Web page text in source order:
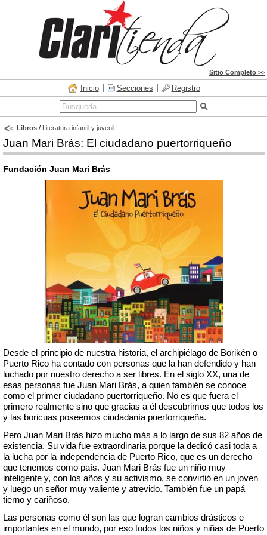
Sitio Completo >>
Inicio Secciones Registro
Libros/ Literatura infantil y juvenil
Juan Mari Brás: El ciudadano puertorriqueño
Fundación Juan Mari Brás
Desde el principio de nuestra historia, el archipiélago de Borikén o
Puerto Rico ha contado con personas que la han defendido y han
luchado por nuestro derecho a ser libres. En el siglo XX, una de
esas personas fue Juan Mari Brás, a quien también se conoce
como el primer ciudadano puertorriqueño. No es que fuera el
primero realmente sino que gracias a él descubrimos que todos los
y las boricuas poseemos ciudadanía puertorriqueña.
Pero Juan Mari Brás hizo mucho más a lo largo de sus 82 años de
existencia. Su vida fue extraordinaria porque la dedicó casi toda a
la lucha por la independencia de Puerto Rico, que es un derecho
que tenemos como país. Juan Mari Brás fue un niño muy
inteligente y, con los años y su activismo, se convirtió en un joven
y luego un señor muy valiente y atrevido. También fue un papá
tierno y cariñoso.
Las personas como él son las que logran cambios drásticos e
importantes en el mundo, por eso todos los niños y niñas de Puerto